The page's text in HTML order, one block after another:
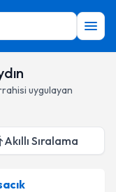
uygulayan
Akıllı Sıralama